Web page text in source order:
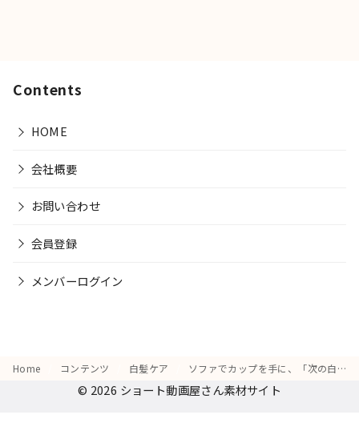
Contents
HOME
会社概要
お問い合わせ
会員登録
メンバーログイン
Home コンテンツ 白髪ケア ソファでカップを手に、「次の白髪ケア商品を試す楽しみ」を思い浮かべる表情
© 2026 ショート動画屋さん素材サイト